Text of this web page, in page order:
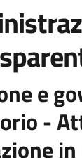
e
-